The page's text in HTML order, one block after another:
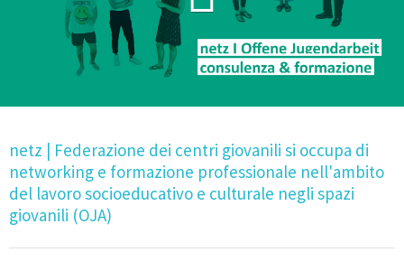
CONSULENZA & FORMAZIONE
QUALITÀ & SVILUPPO
GENDER & PEDAGOGIA SESSUALE
GRUPPI DI LAVORO
JUGENDCOACHINGGIOVANI
netz | Federazione dei centri giovanili si occupa di
networking e formazione professionale nell'ambito
del lavoro socioeducativo e culturale negli spazi
giovanili (OJA)